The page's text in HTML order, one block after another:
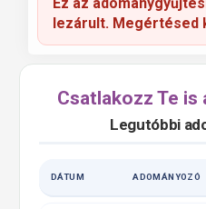
lezárult. Megértésed
Csatlakozz Te
Legutóbbi
DÁTUM ADOMÁNYOZÓ